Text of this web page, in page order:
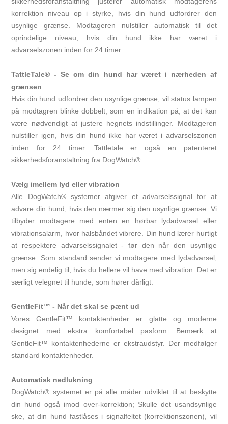
korrektion niveau op i styrke, hvis din hund udfordrer den
usynlige grænse. Modtageren nulstiller automatisk til det
oprindelige niveau, hvis din hund ikke har været i
advarselszonen inden for 24 timer.
TattleTale® - Se om din hund har været i nærheden af
grænsen
Hvis din hund udfordrer den usynlige grænse, vil status lampen
på modtagren blinke dobbelt, som en indikation på, at det kan
være nødvendigt at justere hegnets indstillinger. Modtageren
nulstiller igen, hvis din hund ikke har været i advarselszonen
inden for 24 timer. Tattletale er også en patenteret
sikkerhedsforanstaltning fra DogWatch®.
Vælg imellem lyd eller vibration
Alle DogWatch® systemer afgiver et advarselssignal for at
advare din hund, hvis den nærmer sig den usynlige grænse. Vi
tilbyder modtagere med enten en hørbar lydadvarsel eller
vibrationsalarm, hvor halsbåndet vibrere. Din hund lærer hurtigt
at respektere advarselssignalet - før den når den usynlige
grænse. Som standard sender vi modtagere med lydadvarsel,
men sig endelig til, hvis du hellere vil have med vibration. Det er
særligt velegnet til hunde, som hører dårligt.
GentleFit™ - Når det skal se pænt ud
Vores GentleFit™ kontaktenheder er glatte og moderne
designet med ekstra komfortabel pasform. Bemærk at
GentleFit™ kontaktenhederne er ekstraudstyr. Der medfølger
standard kontaktenheder.
Automatisk nedlukning
DogWatch® systemet er på alle måder udviklet til at beskytte
din hund også imod over-korrektion; Skulle det usandsynlige
ske, at din hund fastlåses i signalfeltet (korrektionszonen), vil